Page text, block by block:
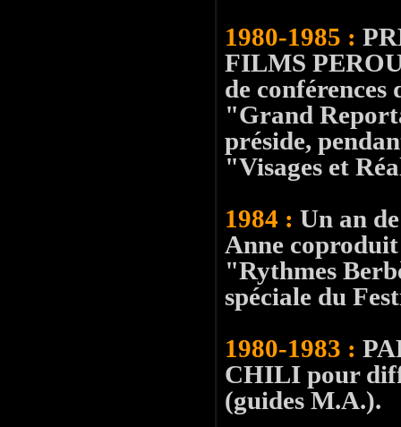
1980-1985 :
FILMS
de
"Grand
préside,
"Visages et
1984 : Un an
Anne
"Rythmes
spéciale du
1980-1983 :
CHILI pour
(guides M.A.).